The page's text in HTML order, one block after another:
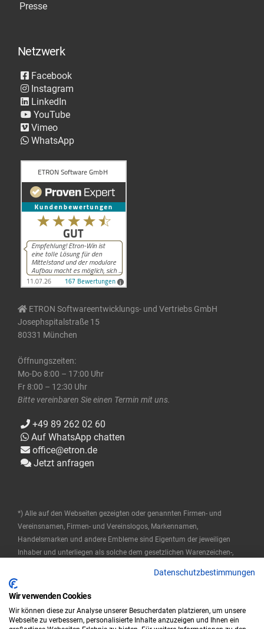
Presse
Netzwerk
Facebook
Instagram
LinkedIn
YouTube
Vimeo
WhatsApp
ETRON Softwareentwicklungs- und Vertriebs GmbH
Josephspitalstraße 15
80331 München
Öffnungszeiten:
Mo-Do 8:00 – 17:00 Uhr
Fr 8:00 – 12:30 Uhr
Bitte vereinbaren Sie einen Termin mit uns.
+49 89 262 02 60
Auf WhatsApp chatten
office@etron.de
Jetzt anfragen
*) Alle auf den Webseiten gezeigten oder genannten Firmen- und
Vereinsnamen, Firmen- und Vereinslogos, Markennamen,
Handelsmarken und andere Embleme sind Eigentum der jeweiligen
Inhaber und unterliegen als solche dem gesetzlichen Warenzeichen-,
stellen keine Zugehörigkeit durch die Markeninhaber dar.
© 2025 ETRON Softwareentwicklungs- und Vertriebs GmbH
Datenschutzbestimmungen
Wir verwenden Cookies
Wir können diese zur Analyse unserer Besucherdaten platzieren, um unsere
Webseite zu verbessern, personalisierte Inhalte anzuzeigen und Ihnen ein